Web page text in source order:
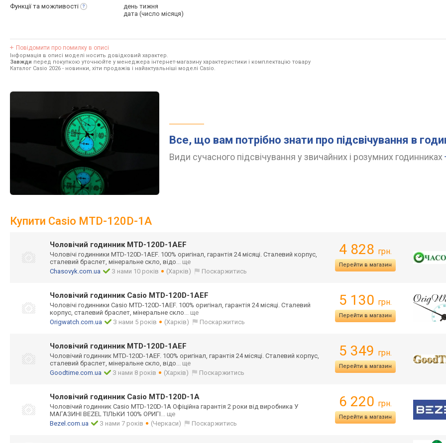
Функції та можливості
день тижня
дата (число місяця)
Повідомити про помилку в описі
Інформація в описі моделі носить довідковий характер.
Завжди перед покупкою уточнюйте у менеджера інтернет-магазину характеристики і комплектацію товару
Каталог Casio 2026 - новинки, хіти продажів і найактуальніші моделі Casio.
Все, що вам потрібно знати про підсвічування в
Види сучасного підсвічування у звичайних і розумних годинниках
Купити Casio MTD-120D-1A
Чоловічий годинник MTD-120D-1AEF
Чоловічі годинники MTD-120D-1AEF. 100% оригінал, гарантія 24 місяці. Сталевий корпус,
сталевий браслет, мінеральне скло, відо... ще
Chasovyk.com.ua
З нами 10 років (Харків) Поскаржитись
4 828 грн.
Перейти в магазин
Чоловічий годинник Casio MTD-120D-1AEF
Чоловічі годинники Casio MTD-120D-1AEF. 100% оригінал, гарантія 24 місяці. Сталевий
корпус, сталевий браслет, мінеральне скло... ще
Origwatch.com.ua
З нами 5 років (Харків) Поскаржитись
5 130 грн.
Перейти в магазин
Чоловічий годинник MTD-120D-1AEF
Чоловічий годинник MTD-120D-1AEF. 100% оригінал, гарантія 24 місяці. Сталевий корпус,
сталевий браслет, мінеральне скло, відо... ще
Goodtime.com.ua
З нами 8 років (Харків) Поскаржитись
5 349 грн.
Перейти в магазин
Чоловічий годинник Casio MTD-120D-1A
Чоловічий годинник Casio MTD-120D-1A Офіційна гарантія 2 роки від виробника У
МАГАЗИНІ BEZEL ТІЛЬКИ 100% ОРИГІ... ще
Bezel.com.ua
З нами 7 років (Черкаси) Поскаржитись
6 220 грн.
Перейти в магазин